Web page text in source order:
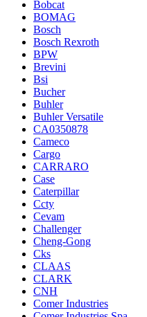
Bobcat
BOMAG
Bosch
Bosch Rexroth
BPW
Brevini
Bsi
Bucher
Buhler
Buhler Versatile
CA0350878
Cameco
Cargo
CARRARO
Case
Caterpillar
Ccty
Cevam
Challenger
Cheng-Gong
Cks
CLAAS
CLARK
CNH
Comer Industries